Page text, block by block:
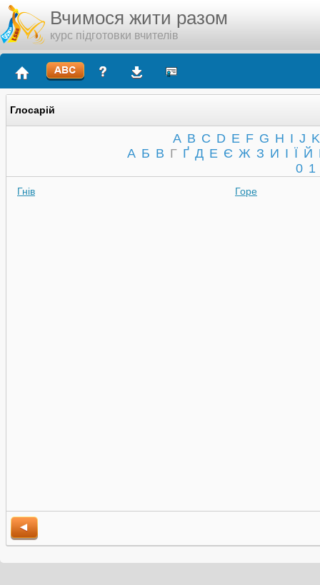
Вчимося жити разом
курс підготовки вчителів
Глосарій
A B C D E F G H I J K
А Б В Г Ґ Д Е Є Ж З И І Ї Й
0 1
Гнів Горе